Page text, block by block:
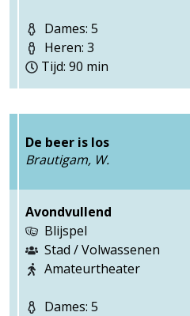
Dames: 5
Heren: 3
Tijd: 90 min
De beer is los
Brautigam, W.
Avondvullend
Blijspel
Stad / Volwassenen
Amateurtheater
Dames: 5